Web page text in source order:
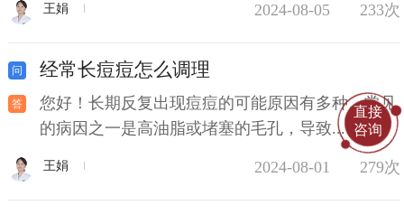
王娟 2024-08-05 233次
经常长痘痘怎么调理
您好！长期反复出现痘痘的可能原因有多种。常见
的病因之一是高油脂或堵塞的毛孔，导致...
王娟 2024-08-01 279次
直接
咨询